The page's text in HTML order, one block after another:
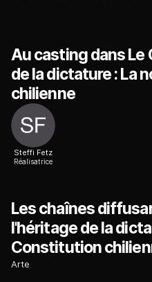
Au casting dans Le
de la dictature : La
chilienne
Steffi Fetz
Réalisatrice
Les chaînes
l'héritage de la
Constitution
Arte